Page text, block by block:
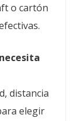
o cartón
distancia
elegir